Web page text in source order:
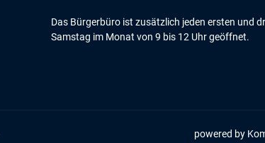
Das Bürgerbüro ist zusätzlich jeden ersten und
Samstag im Monat von 9 bis 12 Uhr geöffnet.
powered by